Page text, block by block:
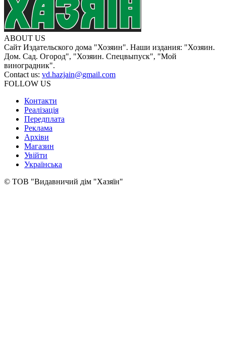
ABOUT US
Сайт Издательского дома "Хозяин". Наши издания: "Хозяин.
Дом. Сад. Огород", "Хозяин. Спецвыпуск", "Мой
виноградник".
Contact us: vd.hazjain@gmail.com
FOLLOW US
Контакти
Реалізація
Передплата
Реклама
Архіви
Магазин
Увійти
Українська
© ТОВ "Видавничий дім "Хазяїн"